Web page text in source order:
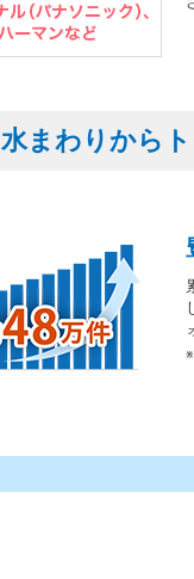
水まわりから